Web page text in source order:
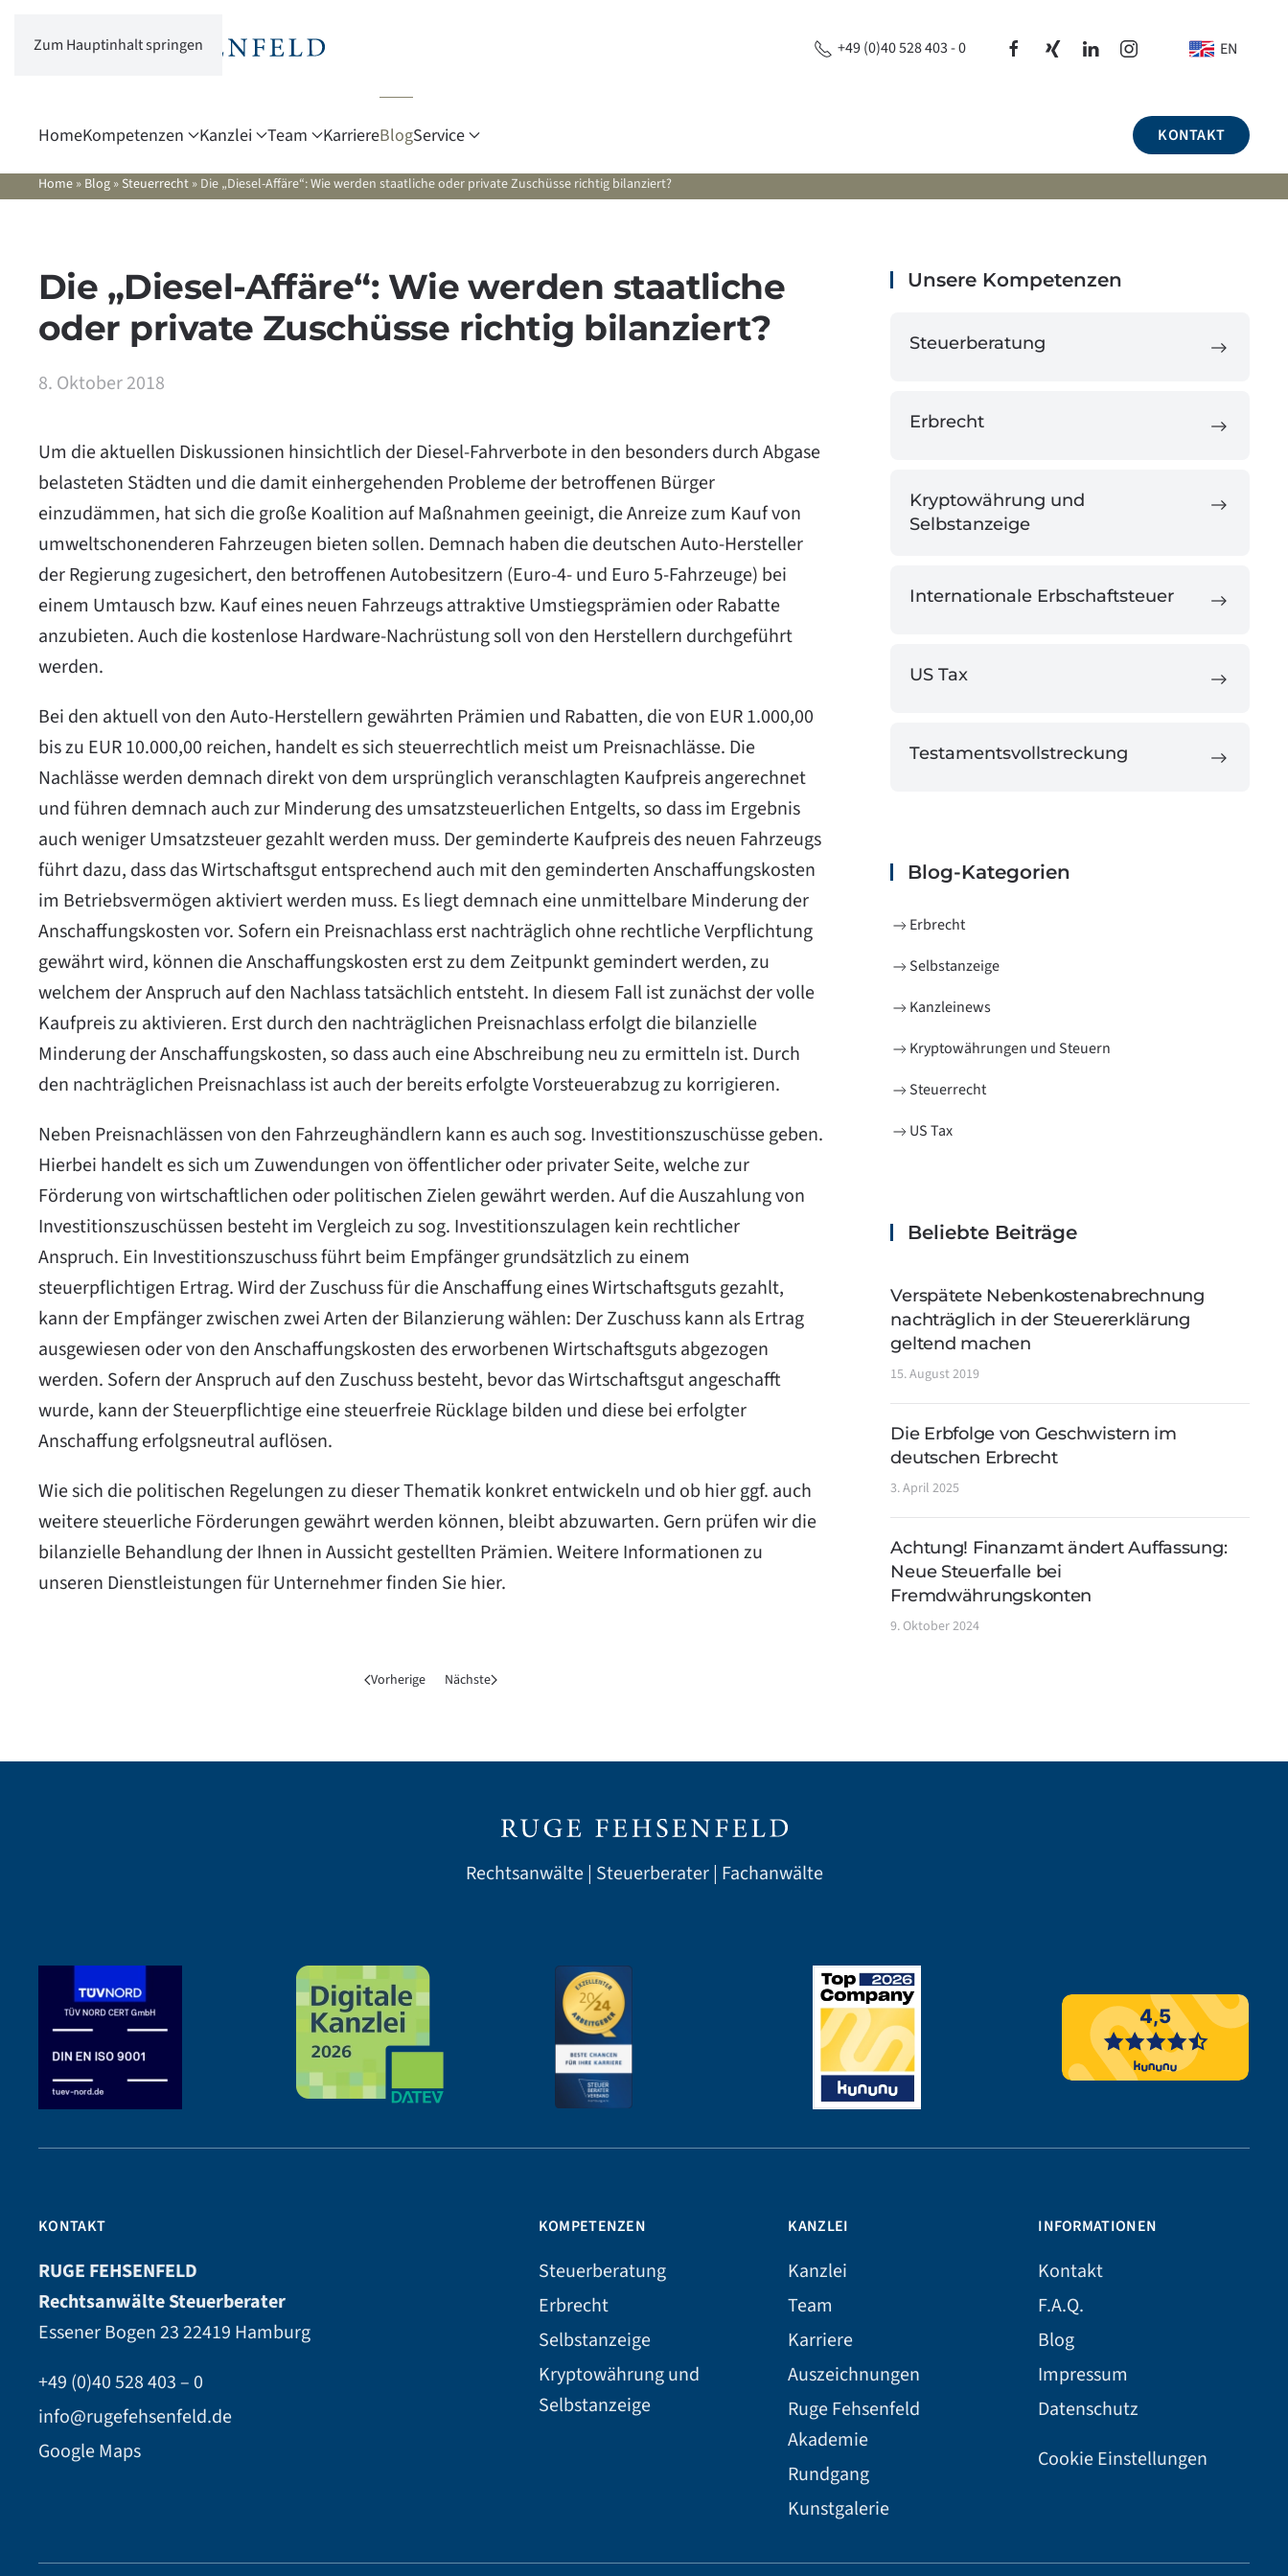
Zum Hauptinhalt springen +49 (0)40 528 403 - 0 EN
HomeKompetenzen Kanzlei Team KarriereBlogService KONTAKT
Home » Blog » Steuerrecht » Die „Diesel-Affäre“: Wie werden staatliche oder private Zuschüsse richtig bilanziert?
Die „Diesel-Affäre“: Wie werden staatliche
oder private Zuschüsse richtig bilanziert?
8. Oktober 2018
Um die aktuellen Diskussionen hinsichtlich der Diesel-Fahrverbote in den besonders durch Abgase
belasteten Städten und die damit einhergehenden Probleme der betroffenen Bürger
einzudämmen, hat sich die große Koalition auf Maßnahmen geeinigt, die Anreize zum Kauf von
umweltschonenderen Fahrzeugen bieten sollen. Demnach haben die deutschen Auto-Hersteller
der Regierung zugesichert, den betroffenen Autobesitzern (Euro-4- und Euro 5-Fahrzeuge) bei
einem Umtausch bzw. Kauf eines neuen Fahrzeugs attraktive Umstiegsprämien oder Rabatte
anzubieten. Auch die kostenlose Hardware-Nachrüstung soll von den Herstellern durchgeführt
werden.
Bei den aktuell von den Auto-Herstellern gewährten Prämien und Rabatten, die von EUR 1.000,00
bis zu EUR 10.000,00 reichen, handelt es sich steuerrechtlich meist um Preisnachlässe. Die
Nachlässe werden demnach direkt von dem ursprünglich veranschlagten Kaufpreis angerechnet
und führen demnach auch zur Minderung des umsatzsteuerlichen Entgelts, so dass im Ergebnis
auch weniger Umsatzsteuer gezahlt werden muss. Der geminderte Kaufpreis des neuen Fahrzeugs
führt dazu, dass das Wirtschaftsgut entsprechend auch mit den geminderten Anschaffungskosten
im Betriebsvermögen aktiviert werden muss. Es liegt demnach eine unmittelbare Minderung der
Anschaffungskosten vor. Sofern ein Preisnachlass erst nachträglich ohne rechtliche Verpflichtung
gewährt wird, können die Anschaffungskosten erst zu dem Zeitpunkt gemindert werden, zu
welchem der Anspruch auf den Nachlass tatsächlich entsteht. In diesem Fall ist zunächst der volle
Kaufpreis zu aktivieren. Erst durch den nachträglichen Preisnachlass erfolgt die bilanzielle
Minderung der Anschaffungskosten, so dass auch eine Abschreibung neu zu ermitteln ist. Durch
den nachträglichen Preisnachlass ist auch der bereits erfolgte Vorsteuerabzug zu korrigieren.
Neben Preisnachlässen von den Fahrzeughändlern kann es auch sog. Investitionszuschüsse geben.
Hierbei handelt es sich um Zuwendungen von öffentlicher oder privater Seite, welche zur
Förderung von wirtschaftlichen oder politischen Zielen gewährt werden. Auf die Auszahlung von
Investitionszuschüssen besteht im Vergleich zu sog. Investitionszulagen kein rechtlicher
Anspruch. Ein Investitionszuschuss führt beim Empfänger grundsätzlich zu einem
steuerpflichtigen Ertrag. Wird der Zuschuss für die Anschaffung eines Wirtschaftsguts gezahlt,
kann der Empfänger zwischen zwei Arten der Bilanzierung wählen: Der Zuschuss kann als Ertrag
ausgewiesen oder von den Anschaffungskosten des erworbenen Wirtschaftsguts abgezogen
werden. Sofern der Anspruch auf den Zuschuss besteht, bevor das Wirtschaftsgut angeschafft
wurde, kann der Steuerpflichtige eine steuerfreie Rücklage bilden und diese bei erfolgter
Anschaffung erfolgsneutral auflösen.
Wie sich die politischen Regelungen zu dieser Thematik konkret entwickeln und ob hier ggf. auch
weitere steuerliche Förderungen gewährt werden können, bleibt abzuwarten. Gern prüfen wir die
bilanzielle Behandlung der Ihnen in Aussicht gestellten Prämien. Weitere Informationen zu
unseren Dienstleistungen für Unternehmer finden Siehier.
Vorherige Nächste
Unsere Kompetenzen
Steuerberatung
Erbrecht
Kryptowährung und
Selbstanzeige
Internationale Erbschaftsteuer
US Tax
Testamentsvollstreckung
Blog-Kategorien
Erbrecht
Selbstanzeige
Kanzleinews
Kryptowährungen und Steuern
Steuerrecht
US Tax
Beliebte Beiträge
Verspätete Nebenkostenabrechnung
nachträglich in der Steuererklärung
geltend machen
15. August 2019
Die Erbfolge von Geschwistern im
deutschen Erbrecht
3. April 2025
Achtung! Finanzamt ändert Auffassung:
Neue Steuerfalle bei
Fremdwährungskonten
9. Oktober 2024
Rechtsanwälte | Steuerberater | Fachanwälte
KONTAKT
RUGE FEHSENFELD
Rechtsanwälte Steuerberater
Essener Bogen 2322419 Hamburg
+49 (0)40 528 403 – 0
info@rugefehsenfeld.de
Google Maps
KOMPETENZEN
Steuerberatung
Erbrecht
Selbstanzeige
Kryptowährung und
Selbstanzeige
KANZLEI
Kanzlei
Team
Karriere
Auszeichnungen
Ruge Fehsenfeld
Akademie
Rundgang
Kunstgalerie
INFORMATIONEN
Kontakt
F.A.Q.
Blog
Impressum
Datenschutz
Cookie Einstellungen